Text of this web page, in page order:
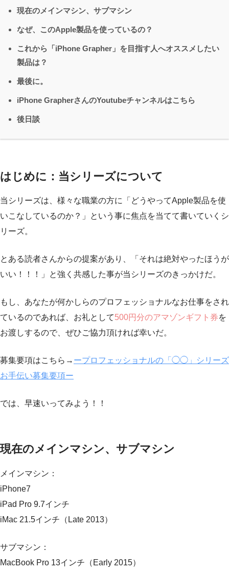
現在のメインマシン、サブマシン
なぜ、このApple製品を使っているの？
これから「iPhone Grapher」を目指す人へオススメしたい
製品は？
最後に。
iPhone GrapherさんのYoutubeチャンネルはこちら
後日談
はじめに：当シリーズについて
当シリーズは、様々な職業の方に「どうやってApple製品を使
いこなしているのか？」という事に焦点を当てて書いていくシ
リーズ。
とある読者さんからの提案があり、「それは絶対やったほうが
いい！！！」と強く共感した事が当シリーズのきっかけだ。
もし、あなたが何かしらのプロフェッショナルなお仕事をされ
ているのであれば、お礼として500円分のアマゾンギフト券を
お渡しするので、ぜひご協力頂ければ幸いだ。
募集要項はこちら→ ープロフェッショナルの「◯◯」シリーズ
お手伝い募集要項ー
では、早速いってみよう！！
現在のメインマシン、サブマシン
メインマシン：
iPhone7
iPad Pro 9.7インチ
iMac 21.5インチ（Late 2013）
サブマシン：
MacBook Pro 13インチ（Early 2015）